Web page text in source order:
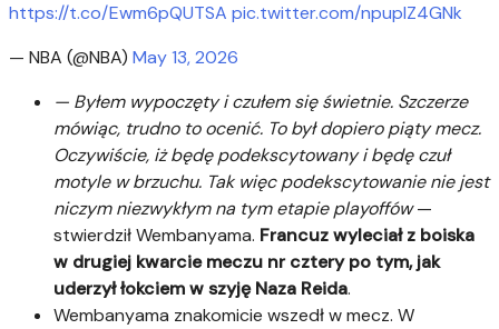
https://t.co/Ewm6pQUTSA pic.twitter.com/npupIZ4GNk
— NBA (@NBA) May 13, 2026
— Byłem wypoczęty i czułem się świetnie. Szczerze
mówiąc, trudno to ocenić. To był dopiero piąty mecz.
Oczywiście, iż będę podekscytowany i będę czuł
motyle w brzuchu. Tak więc podekscytowanie nie jest
niczym niezwykłym na tym etapie playoffów—
stwierdził Wembanyama. Francuz wyleciał z boiska
w drugiej kwarcie meczu nr cztery po tym, jak
uderzył łokciem w szyję Naza Reida.
Wembanyama znakomicie wszedł w mecz. W